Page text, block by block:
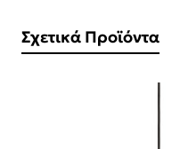
Σχετικά Προϊόντα